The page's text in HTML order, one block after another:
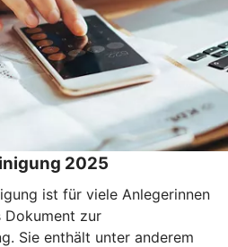
2025
ist für viele Anlegerinnen
Dokument zur
Sie enthält unter anderem